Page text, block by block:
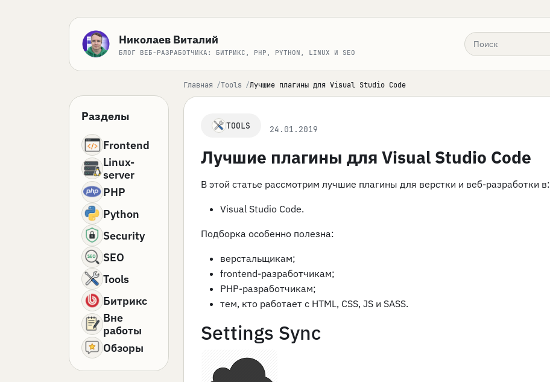
Николаев Виталий
БЛОГ ВЕБ-РАЗРАБОТЧИКА: БИТРИКС, PHP, PYTHON, LINUX И SEO Поиск по сайту
Разделы
Frontend
Linux-
server
PHP
Python
Security
SEO
Tools
Битрикс
Вне
работы
Обзоры
Главная Tools Лучшие плагины для Visual Studio Code
TOOLS 24.01.2019
Лучшие плагины для Visual Studio Code
В этой статье рассмотрим лучшие плагины для верстки и веб-разработки в:
Visual Studio Code.
Подборка особенно полезна:
верстальщикам;
frontend-разработчикам;
PHP-разработчикам;
тем, кто работает с HTML, CSS, JS и SASS.
Settings Sync